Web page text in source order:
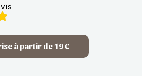
à partir de 19 €